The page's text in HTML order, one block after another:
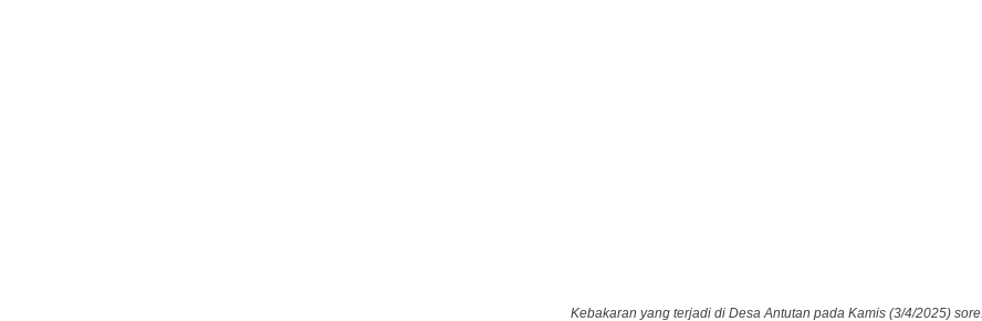
Kebakaran yang terjadi di Desa Antutan pada Kamis (3/4/2025) sore.